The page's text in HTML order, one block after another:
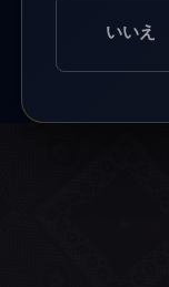
いいえ